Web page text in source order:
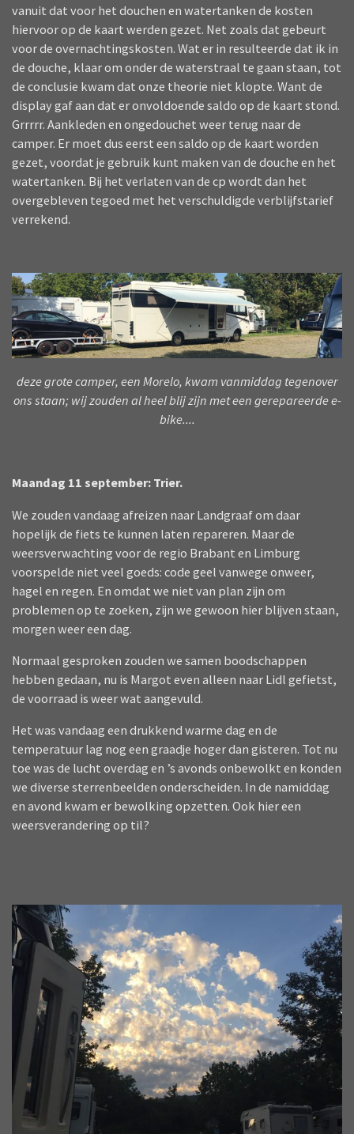
vanuit dat voor het douchen en watertanken de kosten
hiervoor op de kaart werden gezet. Net zoals dat gebeurt
voor de overnachtingskosten. Wat er in resulteerde dat ik in
de douche, klaar om onder de waterstraal te gaan staan, tot
de conclusie kwam dat onze theorie niet klopte. Want de
display gaf aan dat er onvoldoende saldo op de kaart stond.
Grrrrr. Aankleden en ongedouchet weer terug naar de
camper. Er moet dus eerst een saldo op de kaart worden
gezet, voordat je gebruik kunt maken van de douche en het
watertanken. Bij het verlaten van de cp wordt dan het
overgebleven tegoed met het verschuldigde verblijfstarief
verrekend.
deze grote camper, een Morelo, kwam vanmiddag tegenover
ons staan; wij zouden al heel blij zijn met een gerepareerde e-
bike....
Maandag 11 september: Trier.
We zouden vandaag afreizen naar Landgraaf om daar
hopelijk de fiets te kunnen laten repareren. Maar de
weersverwachting voor de regio Brabant en Limburg
voorspelde niet veel goeds: code geel vanwege onweer,
hagel en regen. En omdat we niet van plan zijn om
problemen op te zoeken, zijn we gewoon hier blijven staan,
morgen weer een dag.
Normaal gesproken zouden we samen boodschappen
hebben gedaan, nu is Margot even alleen naar Lidl gefietst,
de voorraad is weer wat aangevuld.
Het was vandaag een drukkend warme dag en de
temperatuur lag nog een graadje hoger dan gisteren. Tot nu
toe was de lucht overdag en ’s avonds onbewolkt en konden
we diverse sterrenbeelden onderscheiden. In de namiddag
en avond kwam er bewolking opzetten. Ook hier een
weersverandering op til?